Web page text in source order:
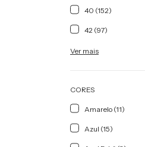
40 (152)
42 (97)
Ver mais
CORES
Amarelo (11)
Azul (15)